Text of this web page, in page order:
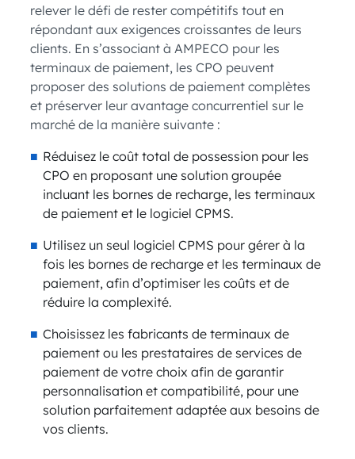
relever le défi de rester compétitifs tout en
répondant aux exigences croissantes de leurs
clients. En s’associant à AMPECO pour les
terminaux de paiement, les CPO peuvent
proposer des solutions de paiement complètes
et préserver leur avantage concurrentiel sur le
marché de la manière suivante :
Réduisez le coût total de possession pour les
CPO en proposant une solution groupée
incluant les bornes de recharge, les terminaux
de paiement et le logiciel CPMS.
Utilisez un seul logiciel CPMS pour gérer à la
fois les bornes de recharge et les terminaux de
paiement, afin d’optimiser les coûts et de
réduire la complexité.
Choisissez les fabricants de terminaux de
paiement ou les prestataires de services de
paiement de votre choix afin de garantir
personnalisation et compatibilité, pour une
solution parfaitement adaptée aux besoins de
vos clients.